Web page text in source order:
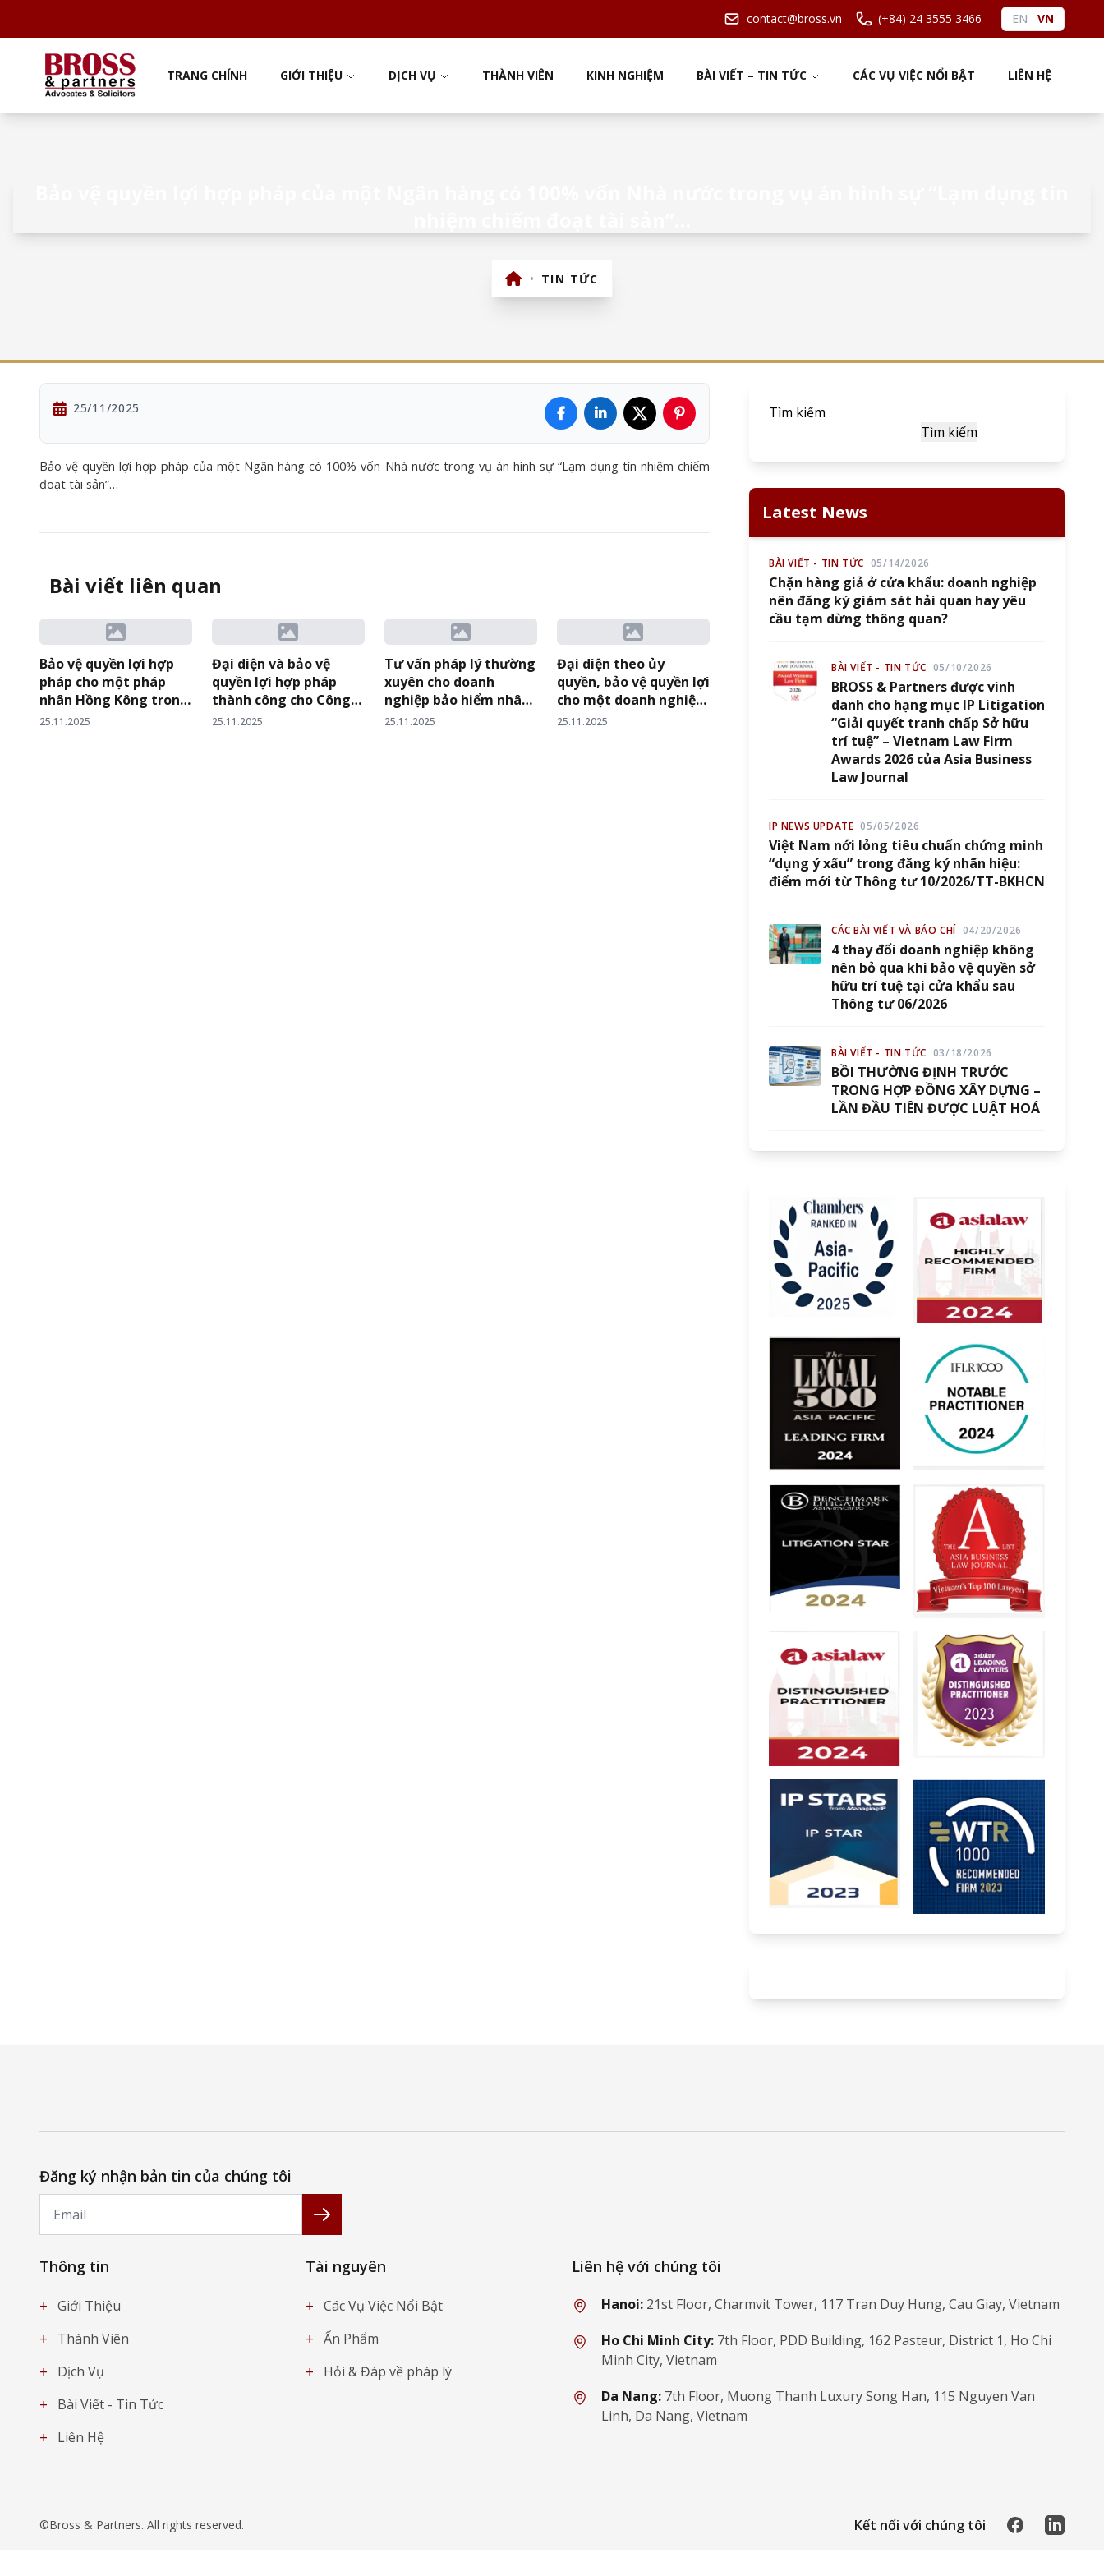
contact@bross.vn (+84) 24 3555 3466 EN VN
TRANG CHÍNH GIỚI THIỆU DỊCH VỤ THÀNH VIÊN KINH NGHIỆM BÀI VIẾT – TIN TỨC CÁC VỤ VIỆC NỔI BẬT LIÊN HỆ
• TIN TỨC
25/11/2025
Bảo vệ quyền lợi hợp pháp của một Ngân hàng có 100% vốn Nhà nước trong vụ án hình sự “Lạm dụng tín nhiệm chiếm
đoạt tài sản”…
Bài viết liên quan
Bảo vệ quyền lợi hợp
pháp cho một pháp
nhân Hồng Kông trong
vụ án tranh chấp Hợp
25.11.2025
Đại diện và bảo vệ
quyền lợi hợp pháp
thành công cho Công
ty Cổ phần Vật liệu &
25.11.2025
Tư vấn pháp lý thường
xuyên cho doanh
nghiệp bảo hiểm nhân
thọ về hoạt động pháp
25.11.2025
Đại diện theo ủy
quyền, bảo vệ quyền lợi
cho một doanh nghiệp
sản xuất Nhà thép tiền
25.11.2025
Tìm kiếm
Tìm kiếm
Latest News
BÀI VIẾT - TIN TỨC 05/14/2026
Chặn hàng giả ở cửa khẩu: doanh nghiệp
nên đăng ký giám sát hải quan hay yêu
cầu tạm dừng thông quan?
BÀI VIẾT - TIN TỨC 05/10/2026
BROSS & Partners được vinh
danh cho hạng mục IP Litigation
“Giải quyết tranh chấp Sở hữu
trí tuệ” – Vietnam Law Firm
Awards 2026 của Asia Business
Law Journal
IP NEWS UPDATE 05/05/2026
Việt Nam nới lỏng tiêu chuẩn chứng minh
“dụng ý xấu” trong đăng ký nhãn hiệu:
điểm mới từ Thông tư 10/2026/TT-BKHCN
CÁC BÀI VIẾT VÀ BÁO CHÍ 04/20/2026
4 thay đổi doanh nghiệp không
nên bỏ qua khi bảo vệ quyền sở
hữu trí tuệ tại cửa khẩu sau
Thông tư 06/2026
BÀI VIẾT - TIN TỨC 03/18/2026
BỒI THƯỜNG ĐỊNH TRƯỚC
TRONG HỢP ĐỒNG XÂY DỰNG –
LẦN ĐẦU TIÊN ĐƯỢC LUẬT HOÁ
Đăng ký nhận bản tin của chúng tôi
Đăng ký
Thông tin
+ Giới Thiệu
+ Thành Viên
+ Dịch Vụ
+ Bài Viết - Tin Tức
+ Liên Hệ
Tài nguyên
+ Các Vụ Việc Nổi Bật
+ Ấn Phẩm
+ Hỏi & Đáp về pháp lý
Liên hệ với chúng tôi
Hanoi: 21st Floor, Charmvit Tower, 117 Tran Duy Hung, Cau Giay, Vietnam
Ho Chi Minh City: 7th Floor, PDD Building, 162 Pasteur, District 1, Ho Chi
Minh City, Vietnam
Da Nang: 7th Floor, Muong Thanh Luxury Song Han, 115 Nguyen Van
Linh, Da Nang, Vietnam
©Bross & Partners. All rights reserved. Kết nối với chúng tôi FacebookLinkedIn